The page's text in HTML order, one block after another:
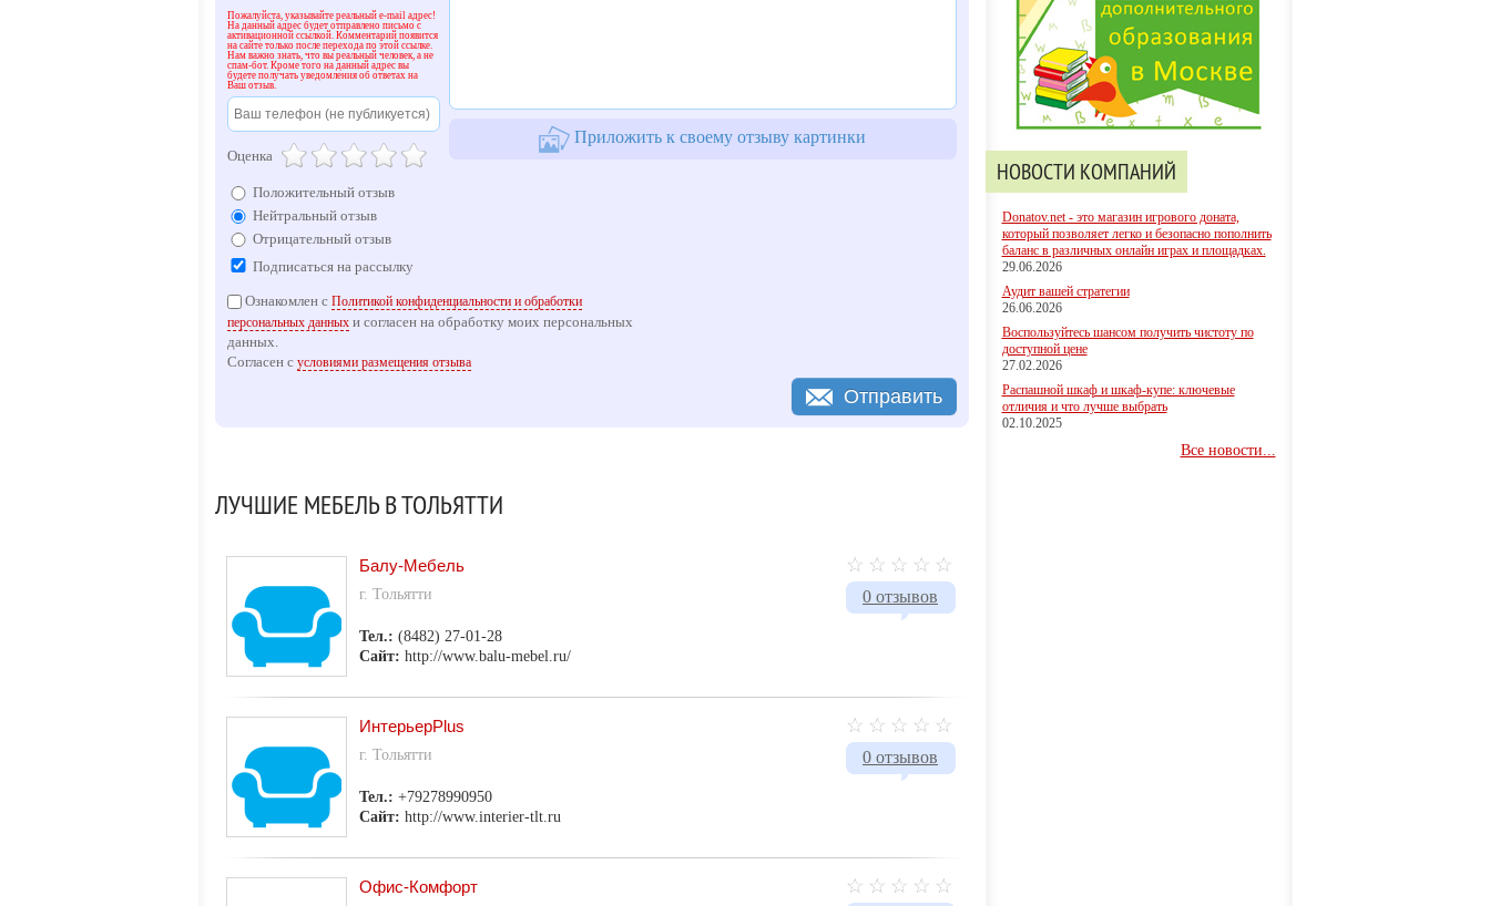
Пожалуйста, указывайте реальный e-mail адрес!
На данный адрес будет отправлено письмо с
активационной ссылкой. Комментарий появится
на сайте только после перехода по этой ссылке.
Нам важно знать, что вы реальный человек, а не
спам-бот. Кроме того на данный адрес вы
будете получать уведомления об ответах на
Ваш отзыв.
Оценка
Положительный отзыв
Нейтральный отзыв
Отрицательный отзыв
Подписаться на рассылку
Приложить к своему отзыву картинки
Ознакомлен с Политикой конфиденциальности и обработки
персональных данныхи согласен на обработку моих персональных
данных.
Согласен с условиями размещения отзыва
Отправить
ЛУЧШИЕ МЕБЕЛЬ В ТОЛЬЯТТИ
0 отзывов
Балу-Мебель
г. Тольятти
Тел.: (8482) 27-01-28
Сайт: http://www.balu-mebel.ru/
0 отзывов
ИнтерьерPlus
г. Тольятти
Тел.: +79278990950
Сайт: http://www.interier-tlt.ru
Офис-Комфорт
НОВОСТИ КОМПАНИЙ
Donatov.net - это магазин игрового доната,
который позволяет легко и безопасно пополнить
баланс в различных онлайн играх и площадках.
29.06.2026
Аудит вашей стратегии
26.06.2026
Воспользуйтесь шансом получить чистоту по
доступной цене
27.02.2026
Распашной шкаф и шкаф-купе: ключевые
отличия и что лучше выбрать
02.10.2025
Все новости...